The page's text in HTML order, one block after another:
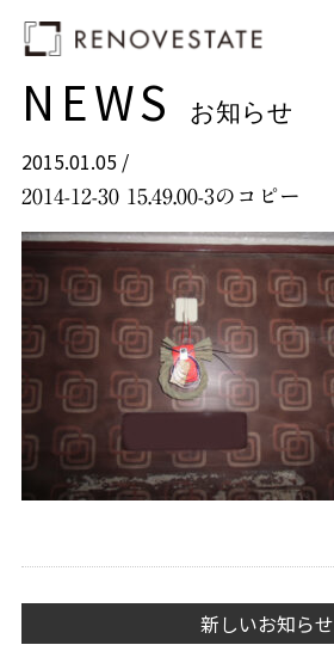
NEWS お知らせ
2015.01.05 /
2014-12-30 15.49.00-3のコピー
新しいお知らせ